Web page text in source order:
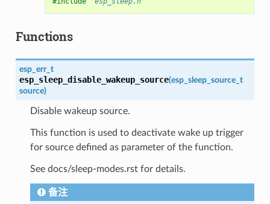
Functions
esp_err_t
esp_sleep_disable_wakeup_source(esp_sleep_source_t
source)
Disable wakeup source.
This function is used to deactivate wake up trigger
for source defined as parameter of the function.
See docs/sleep-modes.rst for details.
备注